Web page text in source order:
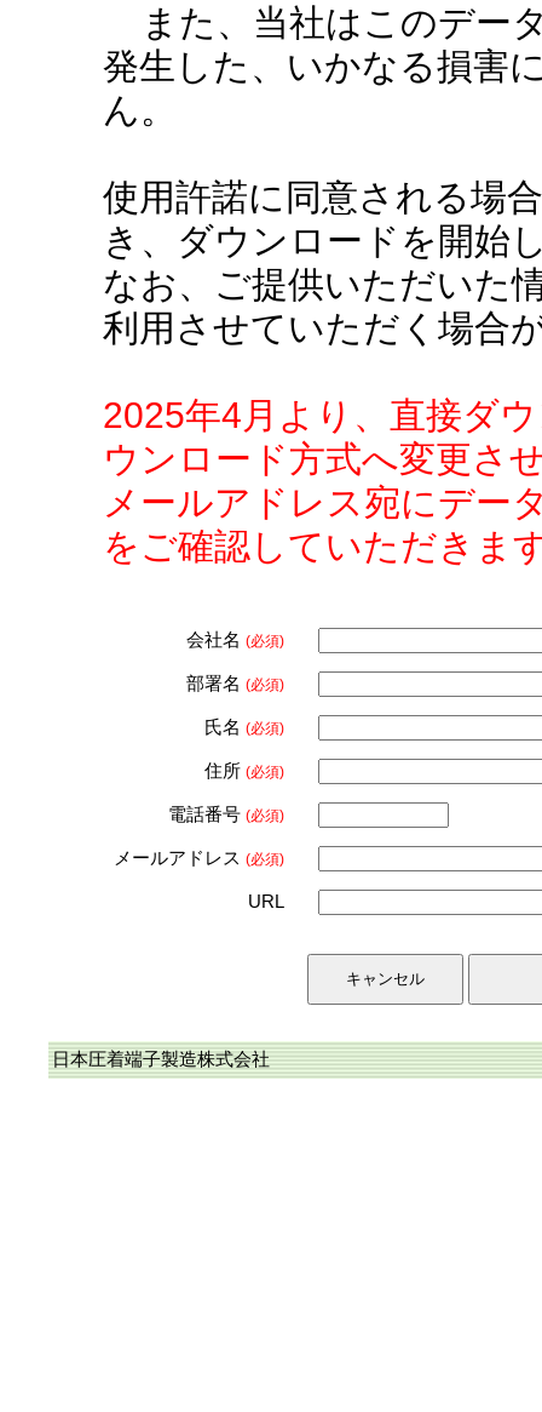
また、当社はこのデー
発生した、いかなる損害
ん。
使用許諾に同意される場
き、ダウンロードを開始
なお、ご提供いただいた
利用させていただく場合
2025年4月より、直接ダ
ウンロード方式へ変更さ
メールアドレス宛にデー
をご確認していただきま
会社名 (必須)
部署名 (必須)
氏名 (必須)
住所 (必須)
電話番号 (必須)
メールアドレス (必須)
URL
日本圧着端子製造株式会社